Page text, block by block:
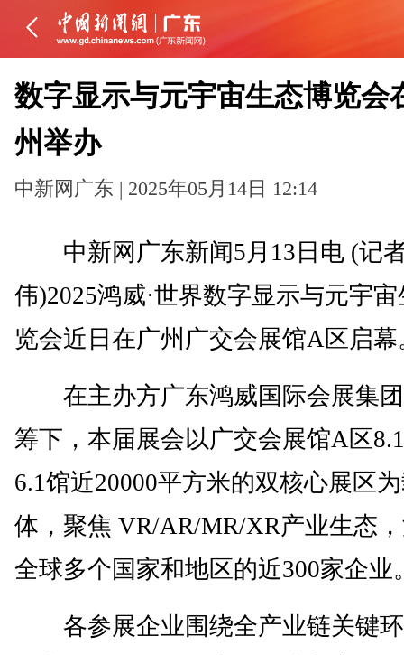
数字显示与元宇宙生态博览会
州举办
中新网广东 | 2025年05月14日 12:14
中新网广东新闻5月13日电 (记
伟)2025鸿威·世界数字显示与元宇
览会近日在广州广交会展馆A区启幕
在主办方广东鸿威国际会展集
筹下，本届展会以广交会展馆A区
6.1馆近20000平方米的双核心展区
体，聚焦 VR/AR/MR/XR产业生态
全球多个国家和地区的近300家企业
各参展企业围绕全产业链关键